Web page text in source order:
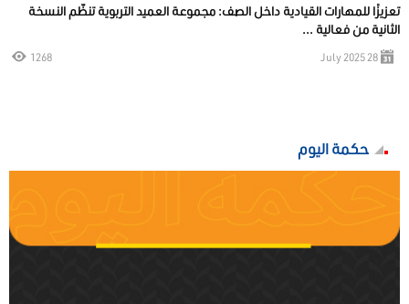
تعزيزًا للمهارات القيادية داخل الصف: مجموعة العميد التربوية تنظّم النسخة
الثانية من فعالية ...
28 July 2025
1268
حكمة اليوم